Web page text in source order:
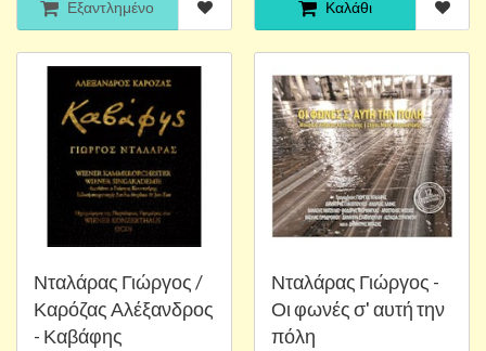
Εξαντλημένο Καλάθι
Νταλάρας Γιώργος /
Καρόζας Αλέξανδρος
- Καβάφης
Νταλάρας Γιώργος -
Οι φωνές σ' αυτή την
πόλη